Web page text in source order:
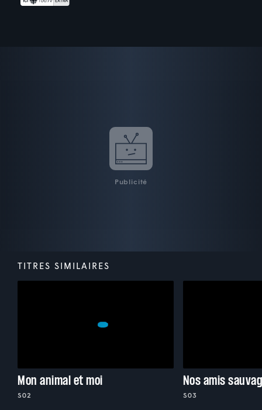
Publicité
TITRES SIMILAIRES
Mon animal et moi
S02
Nos amis
S03